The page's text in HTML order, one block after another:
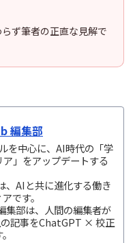
ず筆者の正直な見解で
編集部
を中心に、AI時代の「学
」をアップデートする
AIと共に進化する働き
です。
部は、人間の編集者が
記事をChatGPT × 校正